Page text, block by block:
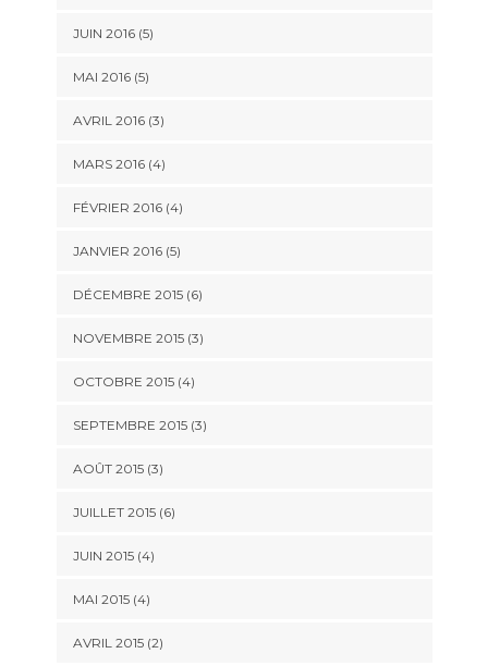
JUIN 2016(5)
MAI 2016(5)
AVRIL 2016(3)
MARS 2016(4)
FÉVRIER 2016(4)
JANVIER 2016(5)
DÉCEMBRE 2015(6)
NOVEMBRE 2015(3)
OCTOBRE 2015(4)
SEPTEMBRE 2015(3)
AOÛT 2015(3)
JUILLET 2015(6)
JUIN 2015(4)
MAI 2015(4)
AVRIL 2015(2)